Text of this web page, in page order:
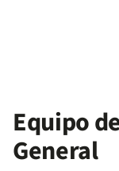
Equipo
General